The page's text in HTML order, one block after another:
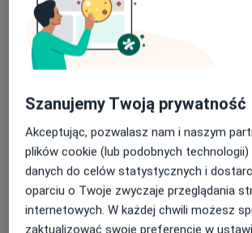
Badania biochemiczne
Szczegóły
Badania internistyczne zwierząt
Szczegóły
Badania krwi zwierząt
Szczegóły
Badania na pasożyty u zwierząt
Szanujemy Twoją prywatność
Akceptując, pozwalasz nam i naszym
plików cookie (lub podobnych technologii)
danych do celów statystycznych i
oparciu o Twoje zwyczaje przeglądania
internetowych. W każdej chwili możesz
zaktualizować swoje preferencje w